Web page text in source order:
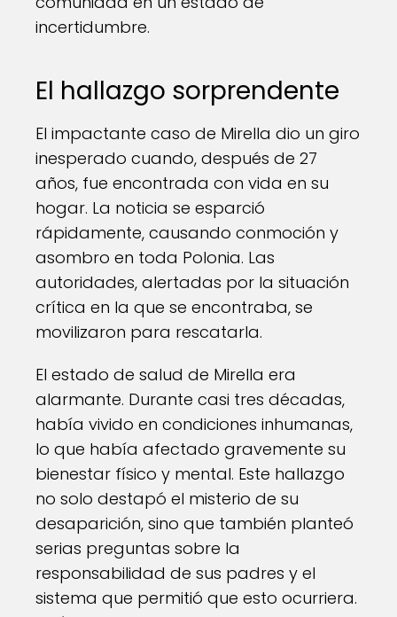
incertidumbre.
El hallazgo sorprendente
El impactante caso de Mirella dio un giro
inesperado cuando, después de 27
años, fue encontrada con vida en su
hogar. La noticia se esparció
rápidamente, causando conmoción y
asombro en toda Polonia. Las
autoridades, alertadas por la situación
crítica en la que se encontraba, se
movilizaron para rescatarla.
El estado de salud de Mirella era
alarmante. Durante casi tres décadas,
había vivido en condiciones inhumanas,
lo que había afectado gravemente su
bienestar físico y mental. Este hallazgo
no solo destapó el misterio de su
desaparición, sino que también planteó
serias preguntas sobre la
responsabilidad de sus padres y el
sistema que permitió que esto ocurriera.